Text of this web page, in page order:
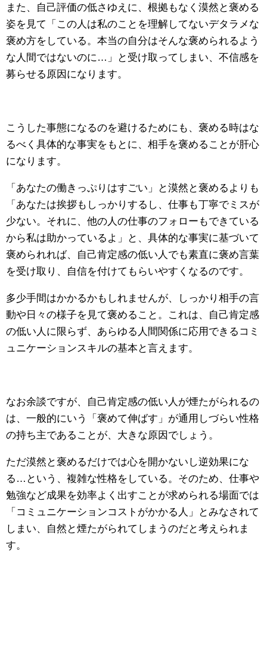
また、自己評価の低さゆえに、根拠もなく漠然と褒める
姿を見て「この人は私のことを理解してないデタラメな
褒め方をしている。本当の自分はそんな褒められるよう
な人間ではないのに…」と受け取ってしまい、不信感を
募らせる原因になります。
こうした事態になるのを避けるためにも、褒める時はな
るべく具体的な事実をもとに、相手を褒めることが肝心
になります。
「あなたの働きっぷりはすごい」と漠然と褒めるよりも
「あなたは挨拶もしっかりするし、仕事も丁寧でミスが
少ない。それに、他の人の仕事のフォローもできている
から私は助かっているよ」と、具体的な事実に基づいて
褒められれば、自己肯定感の低い人でも素直に褒め言葉
を受け取り、自信を付けてもらいやすくなるのです。
多少手間はかかるかもしれませんが、しっかり相手の言
動や日々の様子を見て褒めること。これは、自己肯定感
の低い人に限らず、あらゆる人間関係に応用できるコミ
ュニケーションスキルの基本と言えます。
なお余談ですが、自己肯定感の低い人が煙たがられるの
は、一般的にいう「褒めて伸ばす」が通用しづらい性格
の持ち主であることが、大きな原因でしょう。
ただ漠然と褒めるだけでは心を開かないし逆効果にな
る…という、複雑な性格をしている。そのため、仕事や
勉強など成果を効率よく出すことが求められる場面では
「コミュニケーションコストがかかる人」とみなされて
しまい、自然と煙たがられてしまうのだと考えられま
す。